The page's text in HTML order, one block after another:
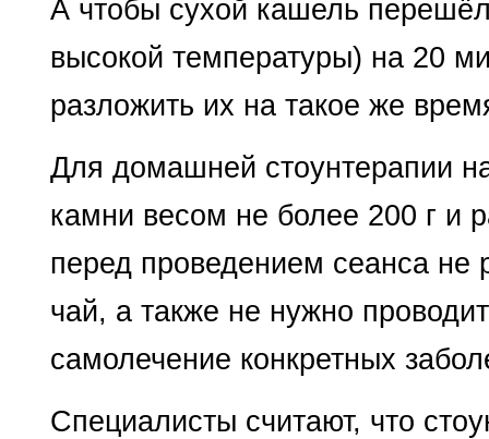
А чтобы сухой кашель
высокой температуры) на 20
разложить их на такое же
Для домашней стоунтерапии
камни весом не более 200 г и
перед проведением сеанса не
чай, а также не нужно
самолечение конкретных
Специалисты считают, что